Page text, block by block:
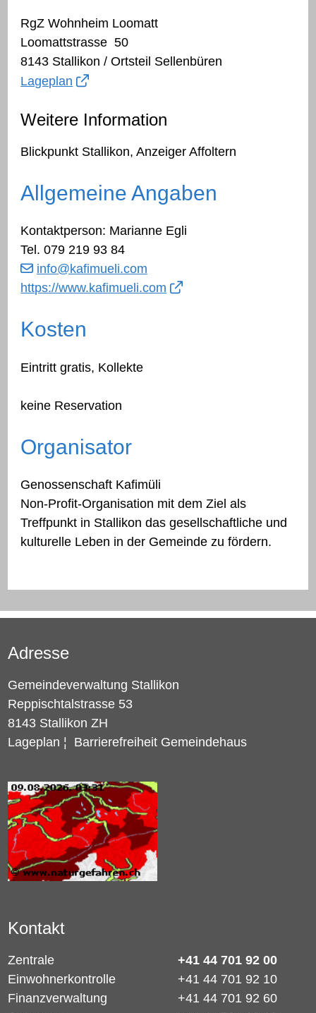
RgZ Wohnheim Loomatt
Loomattstrasse 50
8143 Stallikon / Ortsteil Sellenbüren
Lageplan
Weitere Information
Blickpunkt Stallikon, Anzeiger Affoltern
Allgemeine Angaben
Kontaktperson: Marianne Egli
Tel.079 219 93 84
info@kafimueli.com
https://www.kafimueli.com
Kosten
Eintritt gratis, Kollekte
keine Reservation
Organisator
Genossenschaft Kafimüli
Non-Profit-Organisation mit dem Ziel als
Treffpunkt in Stallikon das gesellschaftliche und
kulturelle Leben in der Gemeinde zu fördern.
Adresse
Gemeindeverwaltung Stallikon
Reppischtalstrasse 53
8143 Stallikon ZH
Lageplan ¦ Barrierefreiheit Gemeindehaus
Kontakt
Zentrale
+41 44 701 92 00
Einwohnerkontrolle
+41 44 701 92 10
Finanzverwaltung
+41 44 701 92 60